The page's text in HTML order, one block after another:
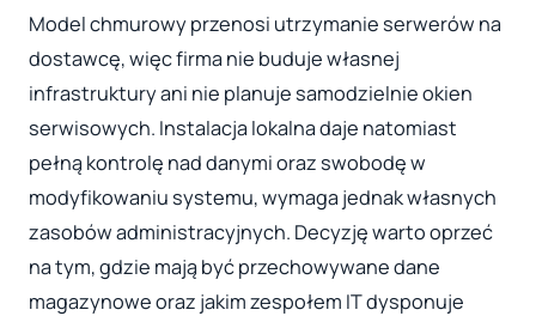
Model chmurowy przenosi utrzymanie serwerów na
dostawcę, więc firma nie buduje własnej
infrastruktury ani nie planuje samodzielnie okien
serwisowych. Instalacja lokalna daje natomiast
pełną kontrolę nad danymi oraz swobodę w
modyfikowaniu systemu, wymaga jednak własnych
zasobów administracyjnych. Decyzję warto oprzeć
na tym, gdzie mają być przechowywane dane
magazynowe oraz jakim zespołem IT dysponuje